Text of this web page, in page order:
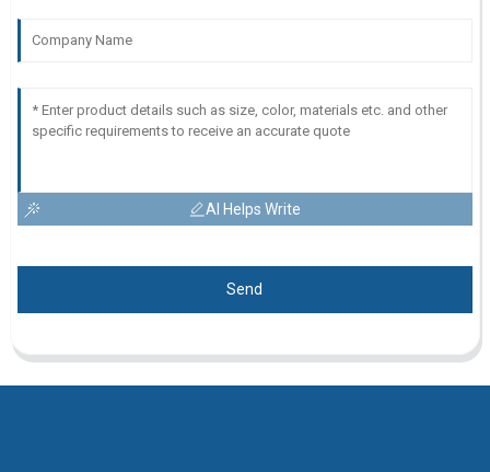
AI Helps Write
Send